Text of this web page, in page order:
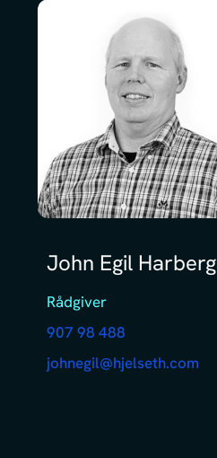
John Egil Harberg
Rådgiver
907 98 488
johnegil@hjelseth.com